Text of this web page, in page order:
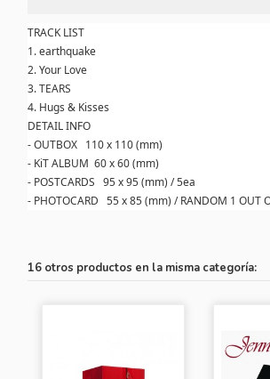
TRACK LIST
1. earthquake
2. Your Love
3. TEARS
4. Hugs & Kisses
DETAIL INFO
- OUTBOX 110 x 110 (mm)
- KiT ALBUM 60 x 60 (mm)
- POSTCARDS 95 x 95 (mm) / 5ea
- PHOTOCARD 55 x 85 (mm) / RANDOM 1 OUT
16 otros productos en la misma categoría: